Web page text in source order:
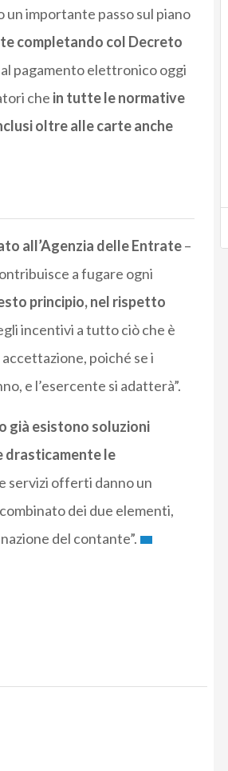
un importante passo sul piano
completando col Decreto
pagamento elettronico oggi
che in tutte le normative
oltre alle carte anche
all’Agenzia delle Entrate–
a fugare ogni
principio, nel rispetto
incentivi a tutto ciò che è
poiché se i
e l’esercente si adatterà”.
già esistono soluzioni
drasticamente le
servizi offerti danno un
dei due elementi,
del contante”.